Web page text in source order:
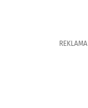
REKLAMA